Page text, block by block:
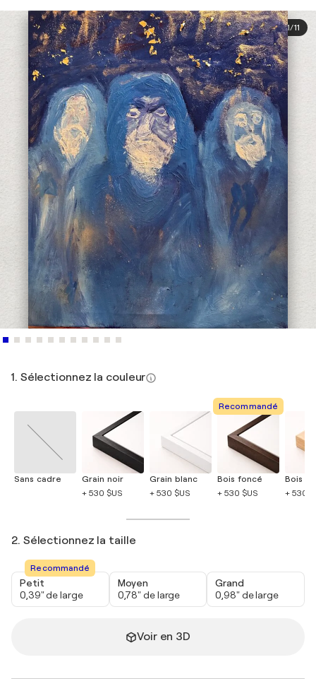
1/11
1. Sélectionnez la couleur
Sans cadre
Grain noir
+ 530 $US
Grain blanc
+ 530 $US
Recommandé
Bois foncé
+ 530 $US
Bois
+ 530
2. Sélectionnez la taille
Recommandé
Petit
0,39" de large
Moyen
0,78" de large
Grand
0,98" de large
Voir en 3D